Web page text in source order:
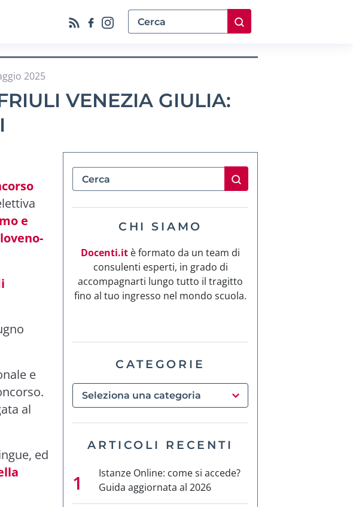
2025
VENEZIA GIULIA:
e
e
al
ed
CHI SIAMO
Docenti.it è formato da un team di
consulenti esperti, in grado di
accompagnarti lungo tutto il tragitto
fino al tuo ingresso nel mondo scuola.
CATEGORIE
ARTICOLI RECENTI
Istanze Online: come si accede?
Guida aggiornata al 2026